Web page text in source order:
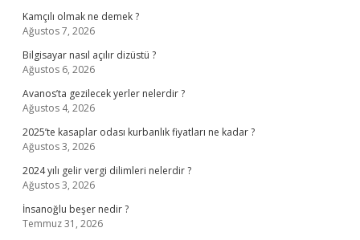
Kamçılı olmak ne demek ?
Ağustos 7, 2026
Bilgisayar nasıl açılır dizüstü ?
Ağustos 6, 2026
Avanos’ta gezilecek yerler nelerdir ?
Ağustos 4, 2026
2025’te kasaplar odası kurbanlık fiyatları ne kadar ?
Ağustos 3, 2026
2024 yılı gelir vergi dilimleri nelerdir ?
Ağustos 3, 2026
İnsanoğlu beşer nedir ?
Temmuz 31, 2026